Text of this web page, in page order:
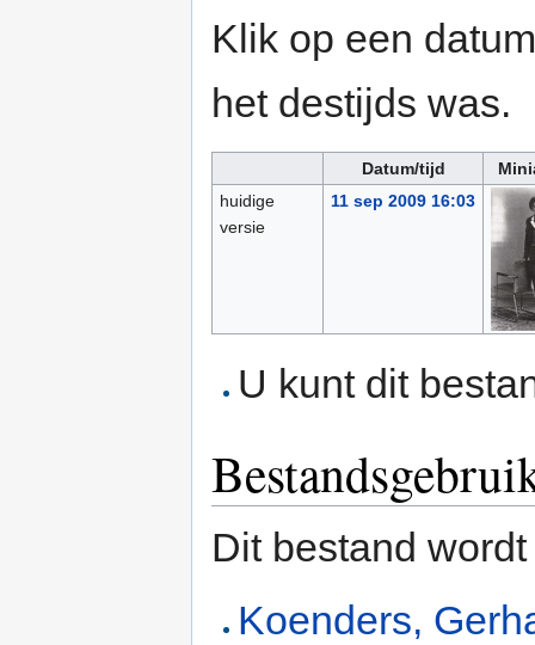
Klik op een
het destijds was.
Datum/tijd
huidige
versie
11 sep 2009 16:03
U kunt dit
Dit bestand
Koenders,